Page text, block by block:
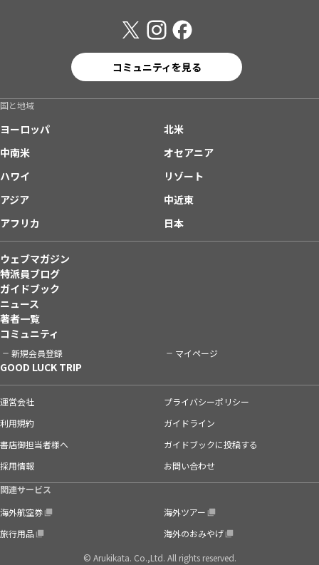
コミュニティを見る
国と地域
ヨーロッパ
北米
中南米
オセアニア
ハワイ
リゾート
アジア
中近東
アフリカ
日本
ウェブマガジン
特派員ブログ
ガイドブック
ニュース
著者一覧
コミュニティ
新規会員登録 マイページ
GOOD LUCK TRIP
運営会社
プライバシーポリシー
利用規約
ガイドライン
書店御担当者様へ
ガイドブックに投稿する
採用情報
お問い合わせ
関連サービス
海外航空券
海外ツアー
旅行用品
海外のおみやげ
© Arukikata. Co.,Ltd. All rights reserved.